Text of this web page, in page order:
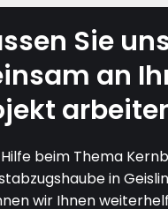
Sie
an
beim Thema
in
wir Ihnen